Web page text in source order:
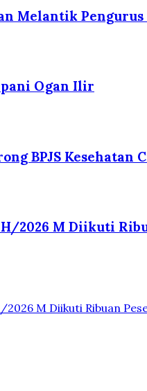
Melantik Pengurus
Ogan Ilir
BPJS
2026 M Diikuti
M Diikuti Ribuan